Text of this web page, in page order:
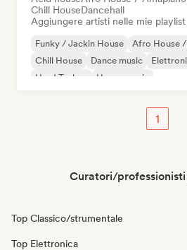
Chill HouseDancehall
Aggiungere artisti nelle mie
Funky / Jackin House
Afro House
Chill House
Dance music
Hard Techno
House music
1
Curatori/
Top Classico/strumentale
Top Elettronica